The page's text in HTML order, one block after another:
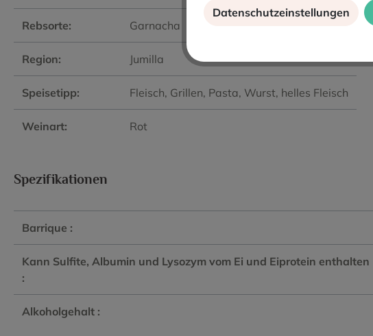
Rebsorte: Garnacha
Region: Jumilla
Speisetipp: Fleisch, Grillen, Pasta, Wurst, helles Fleisch
Weinart: Rot
Spezifikationen
Barrique :
Kann Sulfite, Albumin und Lysozym vom Ei und Eiprotein enthalten
:
Alkoholgehalt :
Datenschutzeinstellungen